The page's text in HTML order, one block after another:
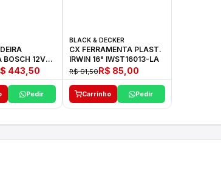
BOSCH 12V
443,50
Pedir
BLACK & DECKER
CX FERRAMENTA PLAST.
IRWIN 16" IWST16013-LA
R$ 91,50R$ 85,00
Carrinho Pedir